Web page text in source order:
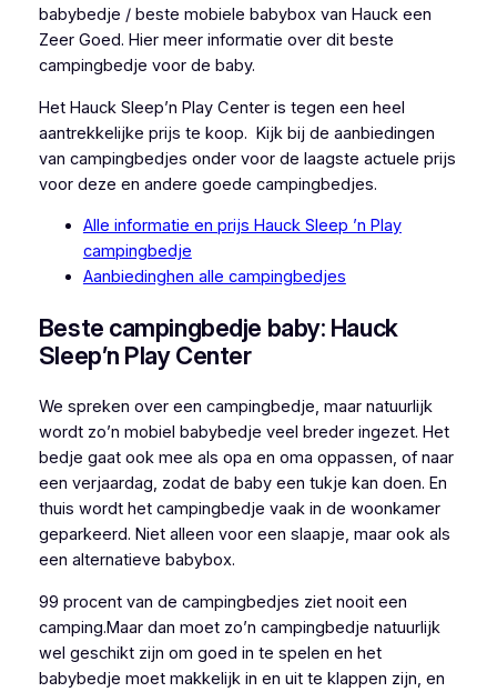
babybedje / beste mobiele babybox van Hauck een
Zeer Goed. Hier meer informatie over dit beste
campingbedje voor de baby.
Het Hauck Sleep’n Play Center is tegen een heel
aantrekkelijke prijs te koop. Kijk bij de aanbiedingen
van campingbedjes onder voor de laagste actuele prijs
voor deze en andere goede campingbedjes.
Alle informatie en prijs Hauck Sleep ’n Play
campingbedje
Aanbiedinghen alle campingbedjes
Beste campingbedje baby: Hauck
Sleep’n Play Center
We spreken over een campingbedje, maar natuurlijk
wordt zo’n mobiel babybedje veel breder ingezet. Het
bedje gaat ook mee als opa en oma oppassen, of naar
een verjaardag, zodat de baby een tukje kan doen. En
thuis wordt het campingbedje vaak in de woonkamer
geparkeerd. Niet alleen voor een slaapje, maar ook als
een alternatieve babybox.
99 procent van de campingbedjes ziet nooit een
camping.Maar dan moet zo’n campingbedje natuurlijk
wel geschikt zijn om goed in te spelen en het
babybedje moet makkelijk in en uit te klappen zijn, en